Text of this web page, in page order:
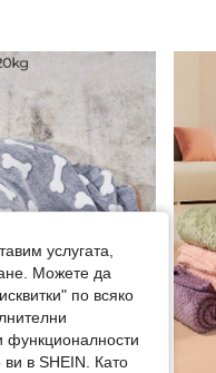
услугата,
Можете да
по всяко
функционалности
в SHEIN. Като